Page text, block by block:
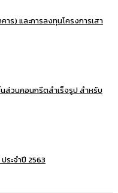
ร) และการลงทุนโครงการเสา
ส่วนคอนกรีตสำเร็จรูป สำหรับ
ระจำปี 2563